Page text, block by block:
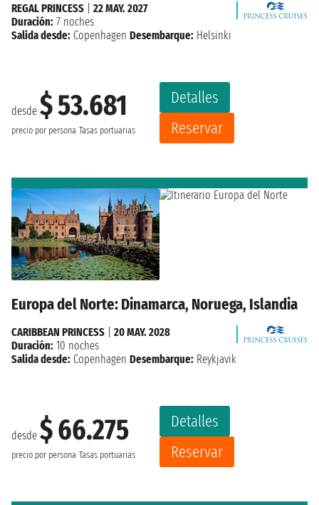
desde $ 53.681
precio por persona Tasas portuarias
Detalles
Reservar
REGAL PRINCESS
22 MAY. 2027
Duración: 7 noches
Salida desde: Copenhagen Desembarque: Helsinki
Europa del Norte: Dinamarca, Noruega, Islandia
desde $ 66.275
precio por persona Tasas portuarias
Detalles
Reservar
CARIBBEAN PRINCESS
20 MAY. 2028
Duración: 10 noches
Salida desde: Copenhagen Desembarque: Reykjavik